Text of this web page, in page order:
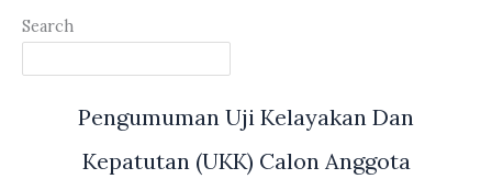
Search
Pengumuman Uji Kelayakan Dan
Kepatutan (UKK) Calon Anggota